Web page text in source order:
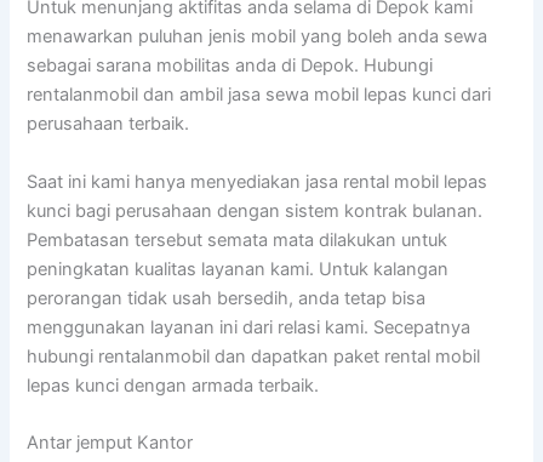
Untuk menunjang aktifitas anda selama di Depok kami
menawarkan puluhan jenis mobil yang boleh anda sewa
sebagai sarana mobilitas anda di Depok. Hubungi
rentalanmobil dan ambil jasa sewa mobil lepas kunci dari
perusahaan terbaik.
Saat ini kami hanya menyediakan jasa rental mobil lepas
kunci bagi perusahaan dengan sistem kontrak bulanan.
Pembatasan tersebut semata mata dilakukan untuk
peningkatan kualitas layanan kami. Untuk kalangan
perorangan tidak usah bersedih, anda tetap bisa
menggunakan layanan ini dari relasi kami. Secepatnya
hubungi rentalanmobil dan dapatkan paket rental mobil
lepas kunci dengan armada terbaik.
Antar jemput Kantor